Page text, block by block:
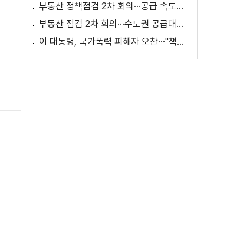
부동산 정책점검 2차 회의···공급 속도전 본격화하나
부동산 점검 2차 회의···수도권 공급대책 논의
이 대통령, 국가폭력 피해자 오찬···"책임지고 치유"